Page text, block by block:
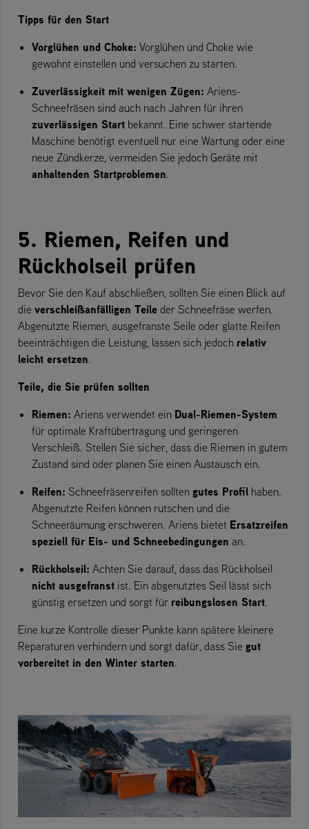
Tipps für den Start
Vorglühen und Choke: Vorglühen und Choke wie
gewohnt einstellen und versuchen zu starten.
Zuverlässigkeit mit wenigen Zügen: Ariens-
Schneefräsen sind auch nach Jahren für ihren
zuverlässigen Start bekannt. Eine schwer startende
Maschine benötigt eventuell nur eine Wartung oder eine
neue Zündkerze, vermeiden Sie jedoch Geräte mit
anhaltenden Startproblemen.
5. Riemen, Reifen und
Rückholseil prüfen
Bevor Sie den Kauf abschließen, sollten Sie einen Blick auf
die verschleißanfälligen Teile der Schneefräse werfen.
Abgenutzte Riemen, ausgefranste Seile oder glatte Reifen
beeinträchtigen die Leistung, lassen sich jedoch relativ
leicht ersetzen.
Teile, die Sie prüfen sollten
Riemen: Ariens verwendet ein Dual-Riemen-System
für optimale Kraftübertragung und geringeren
Verschleiß. Stellen Sie sicher, dass die Riemen in gutem
Zustand sind oder planen Sie einen Austausch ein.
Reifen: Schneefräsenreifen sollten gutes Profil haben.
Abgenutzte Reifen können rutschen und die
Schneeräumung erschweren. Ariens bietet Ersatzreifen
speziell für Eis- und Schneebedingungen an.
Rückholseil: Achten Sie darauf, dass das Rückholseil
nicht ausgefranst ist. Ein abgenutztes Seil lässt sich
günstig ersetzen und sorgt für reibungslosen Start.
Eine kurze Kontrolle dieser Punkte kann spätere kleinere
Reparaturen verhindern und sorgt dafür, dass Sie gut
vorbereitet in den Winter starten.